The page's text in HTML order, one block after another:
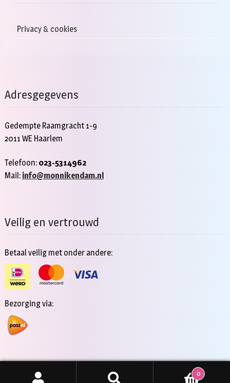
Privacy & cookies
Adresgegevens
Gedempte Raamgracht 1-9
2011 WE Haarlem
Telefoon: 023-5314962
Mail: info@monnikendam.nl
Veilig en vertrouwd
Betaal veilig met onder andere:
Bezorging via:
0